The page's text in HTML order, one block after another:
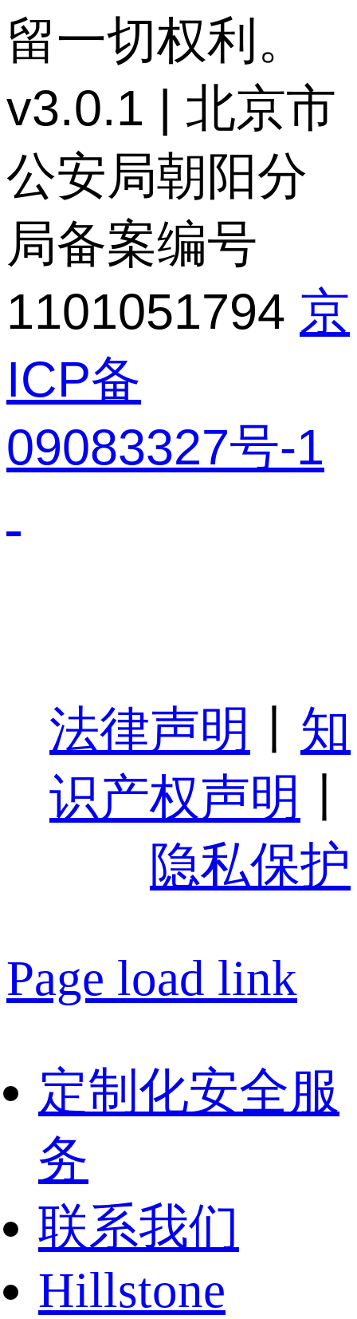
留一切权利。
v3.0.1 | 北京市
公安局朝阳分
局备案编号
1101051794 京
ICP备
09083327号-1
法律声明
知
识产权声明
隐私保护
Page load link
定制化安全服
务
联系我们
Hillstone